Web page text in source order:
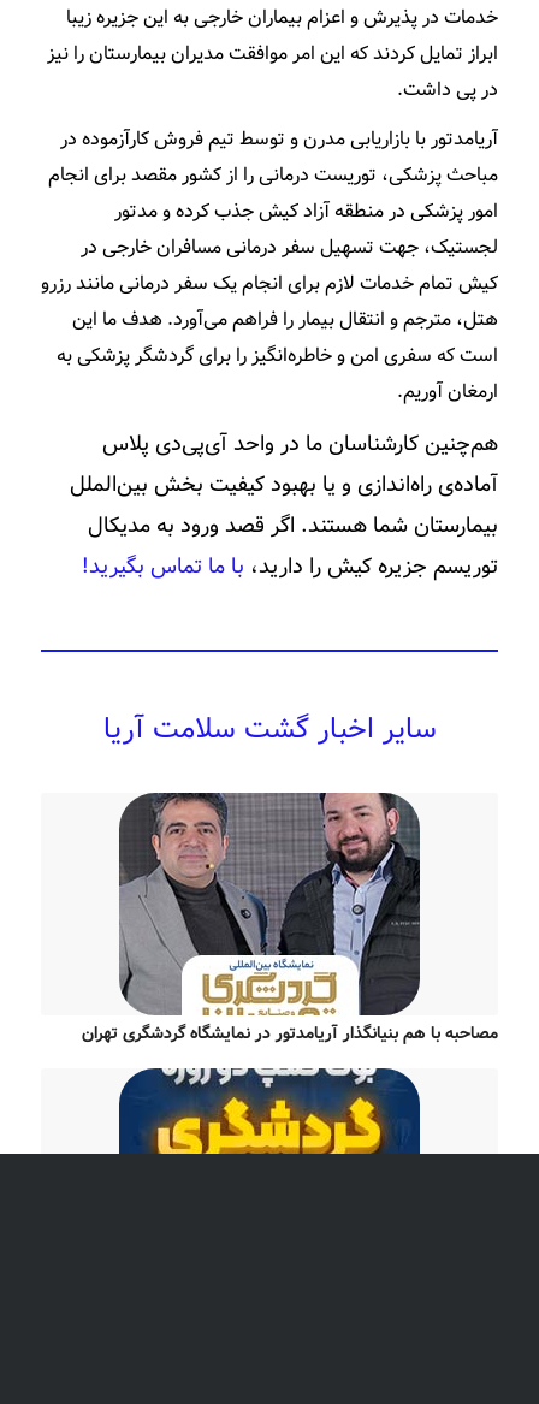
خدمات در پذیرش و اعزام بیماران خارجی به این جزیره زیبا
ابراز تمایل کردند که این امر موافقت مدیران بیمارستان را نیز
در پی داشت.
آریامدتور با بازاریابی مدرن و توسط تیم فروش کارآزموده در
مباحث پزشکی، توریست درمانی را از کشور مقصد برای انجام
امور پزشکی در منطقه آزاد کیش جذب کرده و مدتور
لجستیک، جهت تسهیل سفر درمانی مسافران خارجی در
کیش تمام خدمات لازم برای انجام یک سفر درمانی مانند رزرو
هتل، مترجم و انتقال بیمار را فراهم می‌آورد. هدف ما این
است که سفری امن و خاطره‌انگیز را برای گردشگر پزشکی به
ارمغان آوریم.
هم‌چنین کارشناسان ما در واحد آ‌ی‌پی‌دی پلاس
آماده‌ی راه‌اندازی و یا بهبود کیفیت بخش بین‌الملل
بیمارستان شما هستند. اگر قصد ورود به مدیکال
توریسم جزیره کیش را دارید، با ما تماس بگیرید!
سایر اخبار گشت سلامت آریا
مصاحبه با هم بنیانگذار آریامدتور در نمایشگاه گردشگری تهران